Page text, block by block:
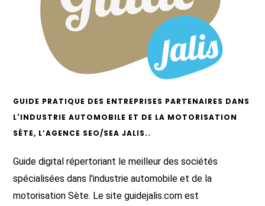
GUIDE PRATIQUE DES ENTREPRISES PARTENAIRES DANS
L'INDUSTRIE AUTOMOBILE ET DE LA MOTORISATION
SÈTE, L’AGENCE SEO/SEA JALIS..
Guide digital répertoriant le meilleur des sociétés
spécialisées dans l'industrie automobile et de la
motorisation Sète. Le site guidejalis.com est